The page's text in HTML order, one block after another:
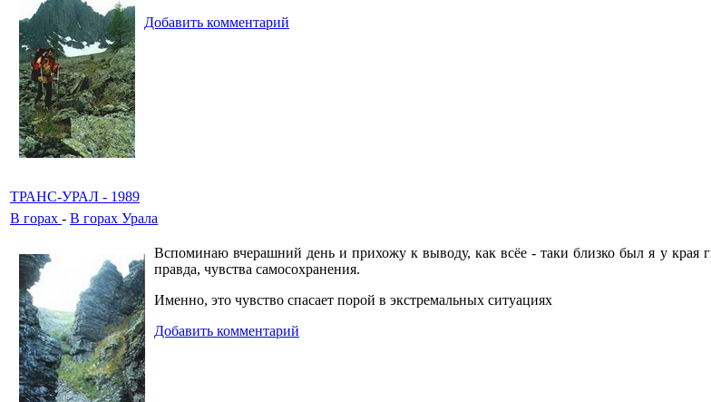
Добавить комментарий
ТРАНС-УРАЛ - 1989
В горах - В горах Урала
Вспоминаю вчерашний день и прихожу к выводу, как всёе - таки близко был я у края
правда, чувства самосохранения.
Именно, это чувство спасает порой в экстремальных ситуациях
Добавить комментарий